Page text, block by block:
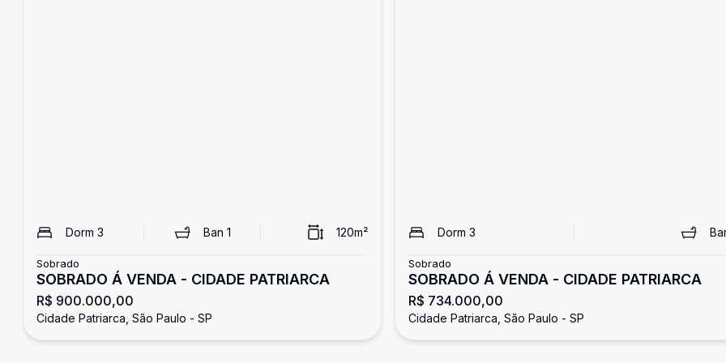
Dorm 3 Ban 1 120m²
Sobrado
SOBRADO Á VENDA - CIDADE PATRIARCA
R$ 900.000,00
Cidade Patriarca, São Paulo - SP
Dorm 3
Sobrado
SOBRADO Á VENDA - CIDADE PATRIARCA
R$ 734.000,00
Cidade Patriarca, São Paulo - SP